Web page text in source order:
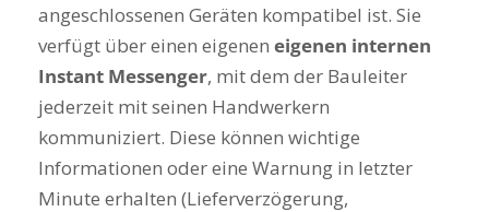
angeschlossenen Geräten kompatibel ist. Sie
verfügt über einen eigenen eigenen internen
Instant Messenger, mit dem der Bauleiter
jederzeit mit seinen Handwerkern
kommuniziert. Diese können wichtige
Informationen oder eine Warnung in letzter
Minute erhalten (Lieferverzögerung,